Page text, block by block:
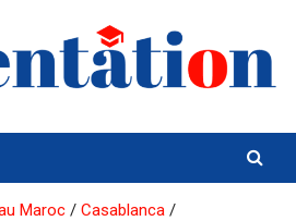
Maroc
Casablanca